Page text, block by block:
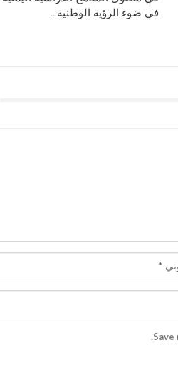
في ضوء الرؤية الوطنية…